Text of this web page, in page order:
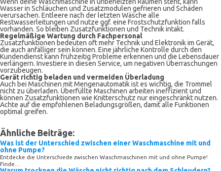
Wasser in Schläuchen und Zusatzmodulen gefrieren und Schäden
verursachen. Entleere nach der letzten Wäsche alle
Restwasserleitungen und nutze ggf. eine Frostschutzfunktion falls
vorhanden. So bleiben Zusatzfunktionen und Technik intakt.
Regelmäßige Wartung durch Fachpersonal
Zusatzfunktionen bedeuten oft mehr Technik und Elektronik im Gerät,
die auch anfälliger sein können. Eine jährliche Kontrolle durch den
Kundendienst kann frühzeitig Probleme erkennen und die Lebensdauer
verlängern. Investiere in diesen Service, um negativen Überraschungen
vorzubeugen.
Gerät richtig beladen und vermeiden Überladung
Auch bei Maschinen mit Mengenautomatik ist es wichtig, die Trommel
nicht zu überladen. Überfüllte Maschinen arbeiten ineffizient und
können Zusatzfunktionen wie Knitterschutz nur eingeschränkt nutzen.
Achte auf die empfohlenen Beladungsgrößen, damit alle Funktionen
optimal greifen.
Ähnliche Beiträge:
Was ist der Unterschied zwischen einer Waschmaschine mit und
ohne Pumpe?
Entdecke die Unterschiede zwischen Waschmaschinen mit und ohne Pumpe!
Finde...